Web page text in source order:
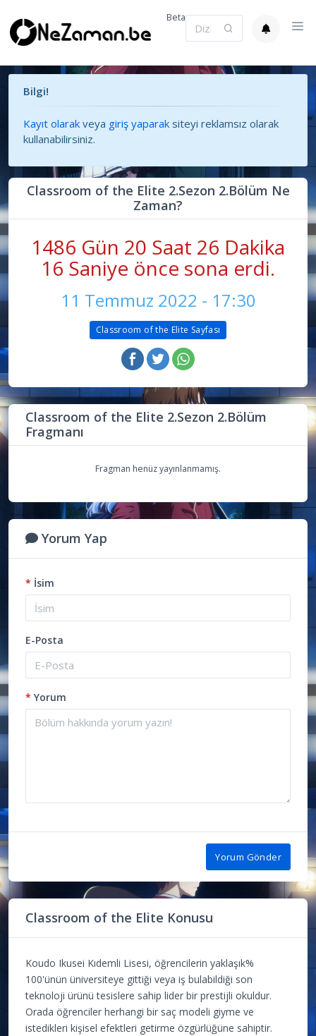
Beta
Bilgi!
Kayıt olarak veya giriş yaparak siteyi reklamsız olarak
kullanabilirsiniz.
Classroom of the Elite 2.Sezon 2.Bölüm Ne
Zaman?
1486 Gün 20 Saat 26 Dakika
16 Saniye önce sona erdi.
11 Temmuz 2022 - 17:30
Classroom of the Elite Sayfası
Classroom of the Elite 2.Sezon 2.Bölüm
Fragmanı
Fragman henüz yayınlanmamış.
Yorum Yap
* İsim
E-Posta
* Yorum
Yorum Gönder
Classroom of the Elite Konusu
Koudo Ikusei Kıdemli Lisesi, öğrencilerin yaklaşık%
100'ünün üniversiteye gittiği veya iş bulabildiği son
teknoloji ürünü tesislere sahip lider bir prestijli okuldur.
Orada öğrenciler herhangi bir saç modeli giyme ve
istedikleri kişisel efektleri getirme özgürlüğüne sahiptir.